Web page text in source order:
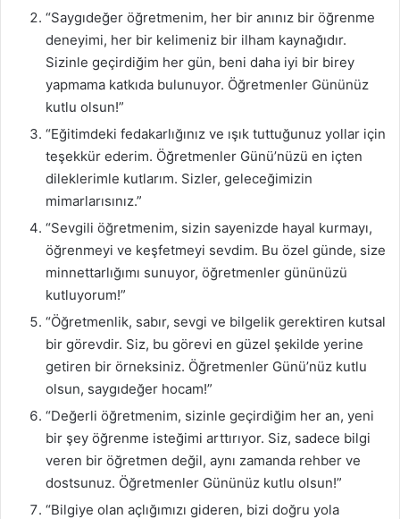
“Saygıdeğer öğretmenim, her bir anınız bir öğrenme
deneyimi, her bir kelimeniz bir ilham kaynağıdır.
Sizinle geçirdiğim her gün, beni daha iyi bir birey
yapmama katkıda bulunuyor. Öğretmenler Gününüz
kutlu olsun!”
“Eğitimdeki fedakarlığınız ve ışık tuttuğunuz yollar için
teşekkür ederim. Öğretmenler Günü’nüzü en içten
dileklerimle kutlarım. Sizler, geleceğimizin
mimarlarısınız.”
“Sevgili öğretmenim, sizin sayenizde hayal kurmayı,
öğrenmeyi ve keşfetmeyi sevdim. Bu özel günde, size
minnettarlığımı sunuyor, öğretmenler gününüzü
kutluyorum!”
“Öğretmenlik, sabır, sevgi ve bilgelik gerektiren kutsal
bir görevdir. Siz, bu görevi en güzel şekilde yerine
getiren bir örneksiniz. Öğretmenler Günü’nüz kutlu
olsun, saygıdeğer hocam!”
“Değerli öğretmenim, sizinle geçirdiğim her an, yeni
bir şey öğrenme isteğimi arttırıyor. Siz, sadece bilgi
veren bir öğretmen değil, aynı zamanda rehber ve
dostsunuz. Öğretmenler Gününüz kutlu olsun!”
“Bilgiye olan açlığımızı gideren, bizi doğru yola